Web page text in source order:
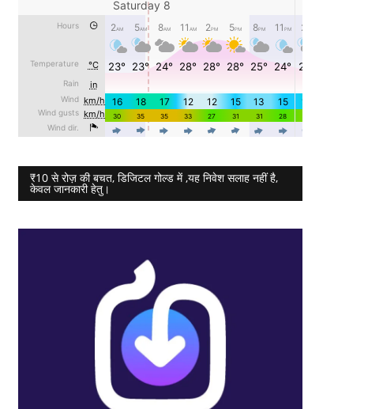
₹10 से रोज़ की बचत, डिजिटल गोल्ड में ,यह निवेश सलाह नहीं है,
केवल जानकारी हेतु।